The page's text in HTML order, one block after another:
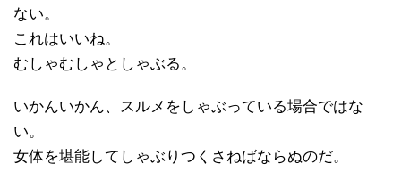
ない。
これはいいね。
むしゃむしゃとしゃぶる。
いかんいかん、スルメをしゃぶっている場合ではな
い。
女体を堪能してしゃぶりつくさねばならぬのだ。